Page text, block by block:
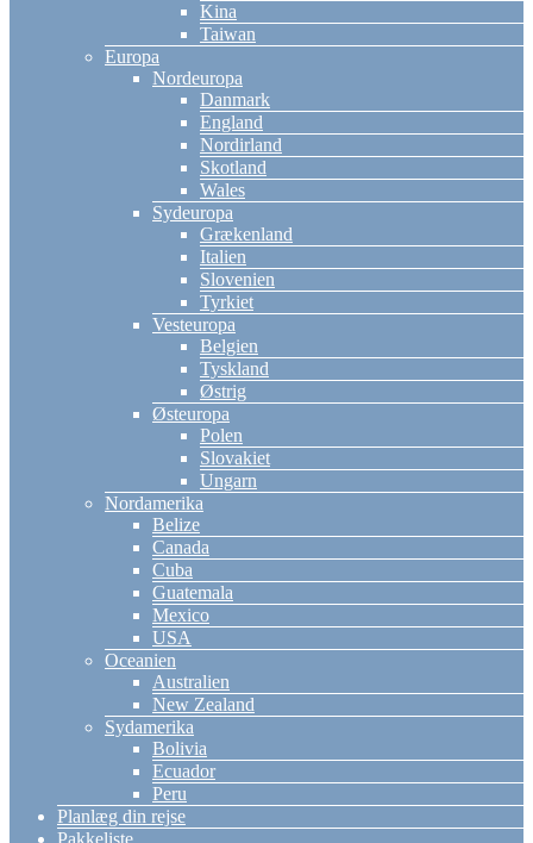
Kina
Taiwan
Europa
Nordeuropa
Danmark
England
Nordirland
Skotland
Wales
Sydeuropa
Grækenland
Italien
Slovenien
Tyrkiet
Vesteuropa
Belgien
Tyskland
Østrig
Østeuropa
Polen
Slovakiet
Ungarn
Nordamerika
Belize
Canada
Cuba
Guatemala
Mexico
USA
Oceanien
Australien
New Zealand
Sydamerika
Bolivia
Ecuador
Peru
Planlæg din rejse
Pakkeliste